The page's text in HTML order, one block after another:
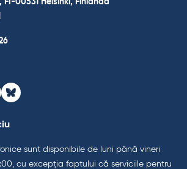
Bluesky
sunt disponibile de luni până vineri
cu excepția faptului că serviciile pentru